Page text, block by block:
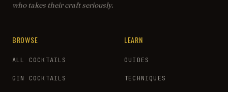
who takes their craft seriously.
BROWSE
ALL COCKTAILS
GIN COCKTAILS
LEARN
GUIDES
TECHNIQUES